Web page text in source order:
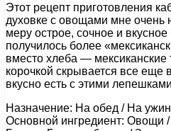
Этот рецепт приготовления
духовке с овощами мне очень
меру острое, сочное и
получилось более
вместо хлеба — мексиканские
корочкой скрывается все еще
вкусно есть с этими
Назначение: На обед / На ужин
Основной ингредиент: Овощи /